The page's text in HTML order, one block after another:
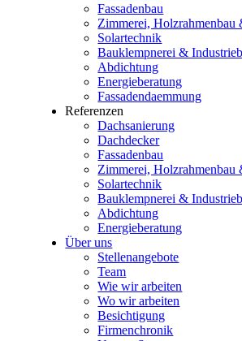
Fassadenbau
Zimmerei, Holzrahmenbau
Solartechnik
Bauklempnerei &
Abdichtung
Energieberatung
Fassadendaemmung
Referenzen
Dachsanierung
Dachdecker
Fassadenbau
Zimmerei, Holzrahmenbau
Solartechnik
Bauklempnerei &
Abdichtung
Energieberatung
Über uns
Stellenangebote
Team
Wie wir arbeiten
Wo wir arbeiten
Besichtigung
Firmenchronik